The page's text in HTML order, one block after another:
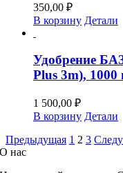
350,00 ₽
В корзину Детали
Удобрение
Plus 3m),
1 500,00 ₽
В корзину Детали
Предыдущая 1 2 3
О нас